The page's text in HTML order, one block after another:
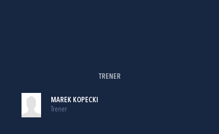
TRENER
MAREK KOPECKI
Trener